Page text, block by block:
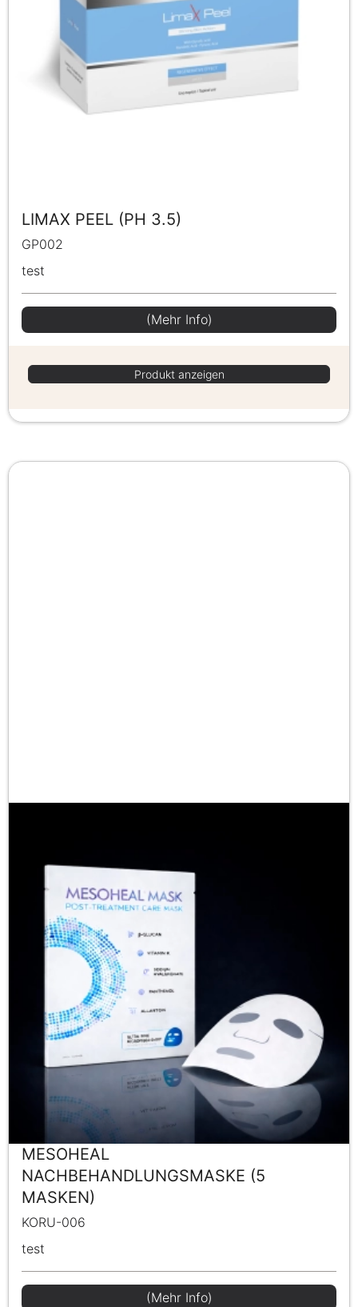
LIMAX PEEL (PH 3.5)
GP002
test
(Mehr Info)
Produkt anzeigen
MESOHEAL
NACHBEHANDLUNGSMASKE (5
MASKEN)
KORU-006
test
(Mehr Info)